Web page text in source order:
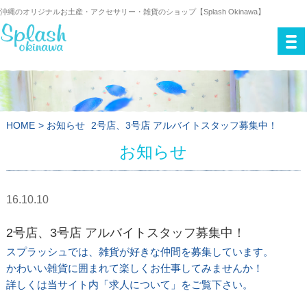
沖縄のオリジナルお土産・アクセサリー・雑貨のショップ【Splash Okinawa】
HOME > お知らせ 2号店、3号店 アルバイトスタッフ募集中！
お知らせ
16.10.10
2号店、3号店 アルバイトスタッフ募集中！
スプラッシュでは、雑貨が好きな仲間を募集しています。
かわいい雑貨に囲まれて楽しくお仕事してみませんか！
詳しくは当サイト内「求人について」をご覧下さい。